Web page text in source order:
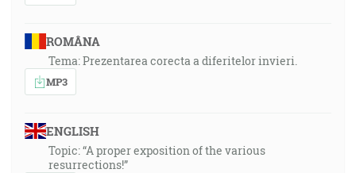
ROMÂNA
Tema: Prezentarea corecta a diferitelor invieri.
MP3
ENGLISH
Topic: “A proper exposition of the various
resurrections!”